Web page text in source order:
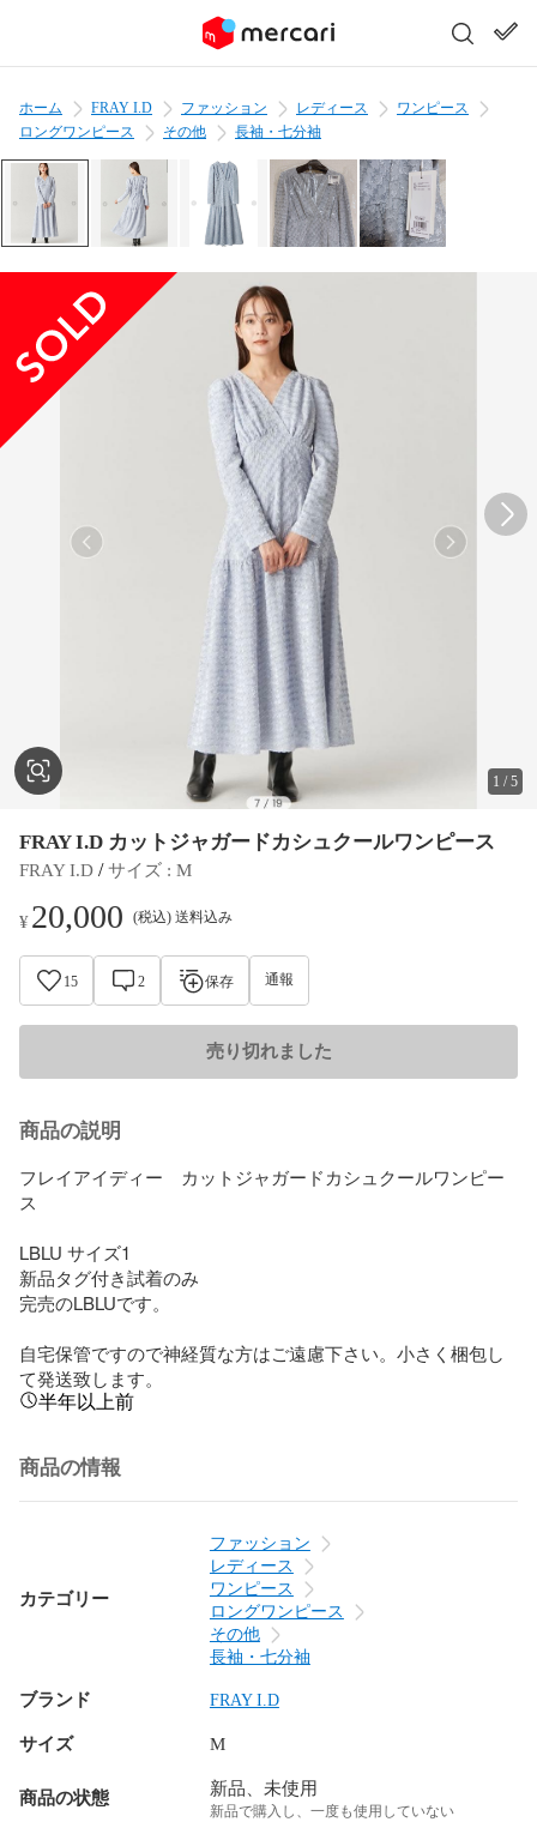
ホーム FRAY I.D ファッション レディース
ワンピース
ロングワンピース
その他 長袖・七分袖
1 /5
FRAY I.D カットジャガードカシュクールワンピース
FRAY I.D / サイズ : M
¥20,000 (税込) 送料込み
15 2 保存 通報
売り切れました
商品の説明
フレイアイディー　カットジャガードカシュクールワンピー
ス
LBLU サイズ1
新品タグ付き試着のみ
完売のLBLUです。
自宅保管ですので神経質な方はご遠慮下さい。小さく梱包し
て発送致します。
半年以上前
商品の情報
カテゴリー
ファッション
レディース
ワンピース
ロングワンピース
その他
長袖・七分袖
ブランド FRAY I.D
サイズ M
商品の状態 新品、未使用
新品で購入し、一度も使用していない